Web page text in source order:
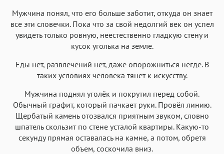
Мужчина понял, что его больше заботит, откуда он знает
все эти словечки. Пока что за свой недолгий век он успел
увидеть только ровную, неестественно гладкую стену и
кусок уголька на земле.
Еды нет, развлечений нет, даже опорожниться негде. В
таких условиях человека тянет к искусству.
Мужчина поднял уголёк и покрутил перед собой.
Обычный графит, который пачкает руки. Провёл линию.
Щербатый камень отозвался приятным звуком, словно
шпатель скользит по стене усталой квартиры. Какую-то
секунду прямая оставалась на камне, а потом, обретя
объем, соскочила вниз.